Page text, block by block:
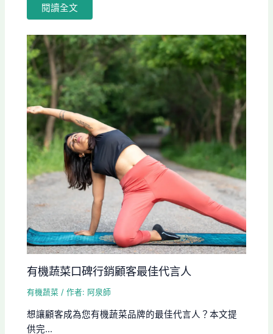
閱讀全文
有機蔬菜口碑行銷顧客最佳代言人
有機蔬菜 / 作者: 阿泉師
想讓顧客成為您有機蔬菜品牌的最佳代言人？本文提
供完...